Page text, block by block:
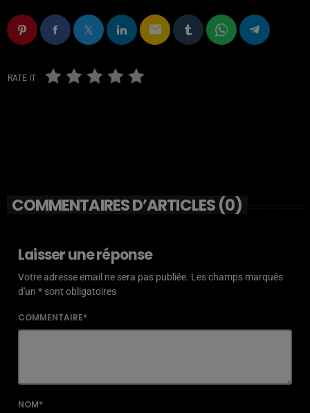
email
RATE IT
COMMENTAIRES D’ARTICLES (0)
Laisser une réponse
Votre adresse email ne sera pas publiée. Les champs marqués
d'un * sont obligatoires
COMMENTAIRE*
NOM*